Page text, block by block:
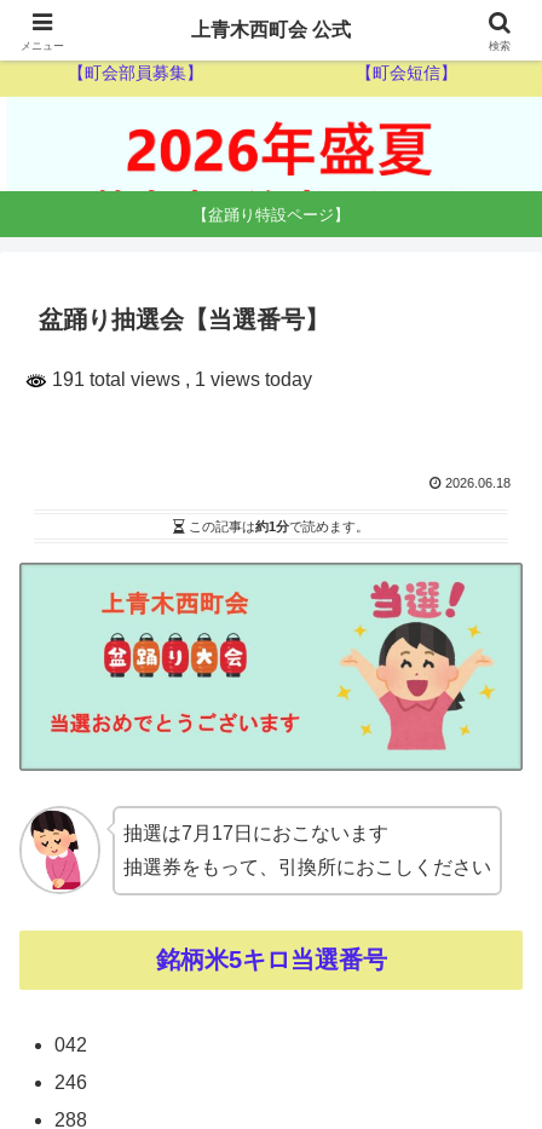
【ゴミ収集カレンダー】 【休日当番医】
【町会部員募集】 【町会短信】
【盆踊り特設ページ】
盆踊り抽選会【当選番号】
191 total views , 1 views today
2026.06.18
この記事は約1分で読めます。
抽選は7月17日におこないます
抽選券をもって、引換所におこしください
銘柄米5キロ当選番号
042
246
288
メニュー
上青木西町会 公式
検索